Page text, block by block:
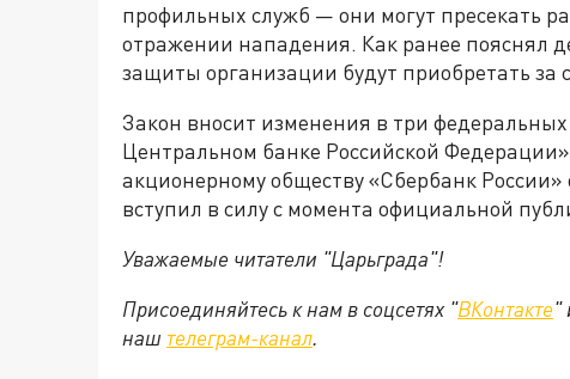
профильных служб — они могут пресекать
отражении нападения. Как ранее пояснял
защиты организации будут приобретать за
Закон вносит изменения в три
Центральном банке Российской
акционерному обществу «Сбербанк
вступил в силу с момента официальной
Уважаемые читатели "Царьграда"!
Присоединяйтесь к нам в соцсетях "ВКонтакте"
наш телеграм-канал.